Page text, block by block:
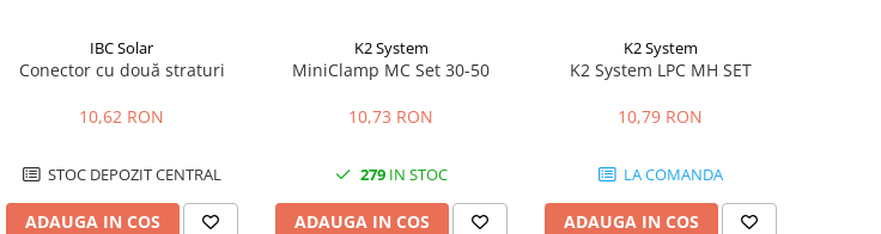
IBC Solar
Conector cu două straturi
10,62 RON
STOC DEPOZIT CENTRAL
ADAUGA IN COS
K2 System
MiniClamp MC Set 30-50
10,73 RON
279IN STOC
ADAUGA IN COS
K2 System
K2 System LPC MH SET
10,79 RON
LA COMANDA
ADAUGA IN COS